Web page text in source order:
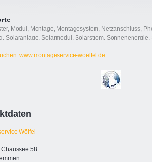
, Modul , Montage, Montagesystem, Netzanschluss,
, Solaranlage, Solarmodul , Solarstrom, Sonnenenergie,
www.montageservice-woelfel.de
Wölfel
Chaussee 58